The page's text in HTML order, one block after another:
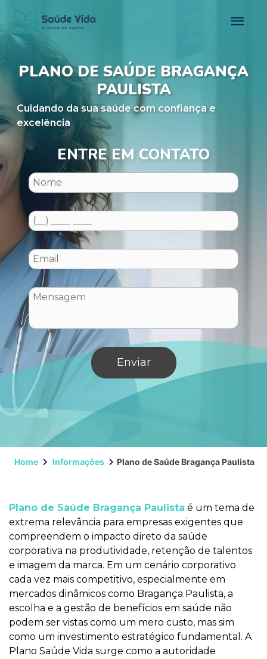
PLANO DE SAÚDE BRAGANÇA
PAULISTA
Cuidando da sua saúde com confiança e
excelência
ENTRE EM CONTATO
Home Informações Plano de Saúde Bragança Paulista
Plano de Saúde Bragança Paulista é um tema de
extrema relevância para empresas exigentes que
compreendem o impacto direto da saúde
corporativa na produtividade, retenção de talentos
e imagem da marca. Em um cenário corporativo
cada vez mais competitivo, especialmente em
mercados dinâmicos como Bragança Paulista, a
escolha e a gestão de benefícios em saúde não
podem ser vistas como um mero custo, mas sim
como um investimento estratégico fundamental. A
Plano Saúde Vida surge como a autoridade